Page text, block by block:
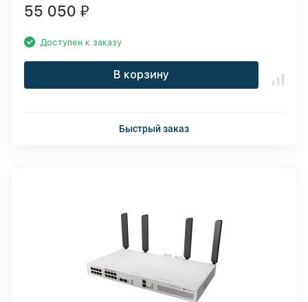
55 050 ₽
Доступен к заказу
В корзину
Быстрый заказ